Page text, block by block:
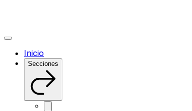
Inicio
Secciones